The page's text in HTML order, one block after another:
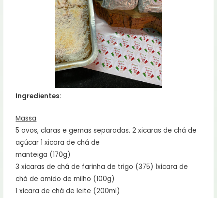
Ingredientes:
Massa
5 ovos, claras e gemas separadas. 2 xicaras de chá de
açúcar 1 xicara de chá de
manteiga (170g)
3 xicaras de chá de farinha de trigo (375) 1xicara de
chá de amido de milho (100g)
1 xicara de chá de leite (200ml)